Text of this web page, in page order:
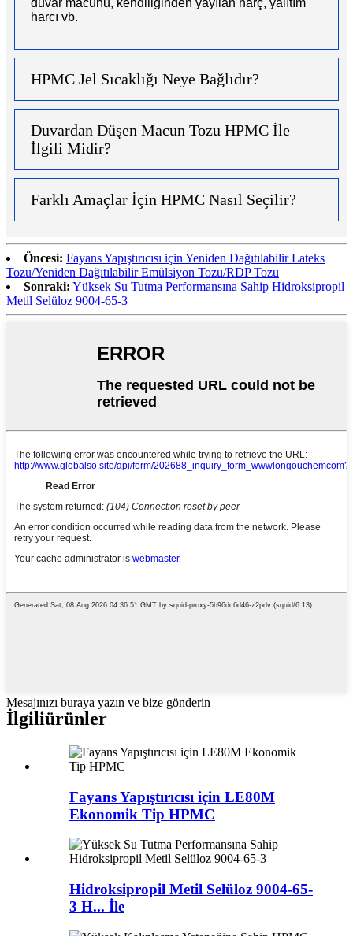
duvar macunu, kendiliğinden yayılan harç, yalıtım
harcı vb.
HPMC Jel Sıcaklığı Neye Bağlıdır?
Duvardan Düşen Macun Tozu HPMC İle
İlgili Midir?
Farklı Amaçlar İçin HPMC Nasıl Seçilir?
Öncesi: Fayans Yapıştırıcısı için Yeniden Dağıtılabilir Lateks
Tozu/Yeniden Dağıtılabilir Emülsiyon Tozu/RDP Tozu
Sonraki: Yüksek Su Tutma Performansına Sahip Hidroksipropil
Metil Selüloz 9004-65-3
Mesajınızı buraya yazın ve bize gönderin
İlgiliürünler
Fayans Yapıştırıcısı için LE80M
Ekonomik Tip HPMC
Hidroksipropil Metil Selüloz 9004-65-
3 H... İle